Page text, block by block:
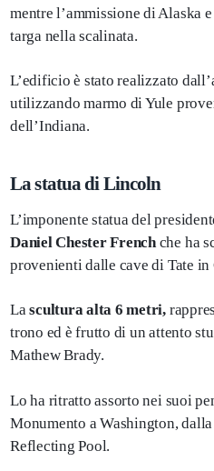
mentre l’ammissione di Alaska
targa nella scalinata.
L’edificio è stato realizzato
utilizzando marmo di Yule
dell’Indiana.
La statua di Lincoln
L’imponente statua del
Daniel Chester Frenchche ha
provenienti dalle cave di Tate in
Lascultura alta 6 metri,
trono ed è frutto di un attento
Mathew Brady.
Lo ha ritratto assorto nei suoi
Monumento a Washington,
Reflecting Pool.